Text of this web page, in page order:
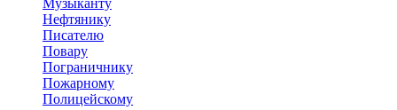
Музыканту
Нефтянику
Писателю
Повару
Пограничнику
Пожарному
Полицейскому